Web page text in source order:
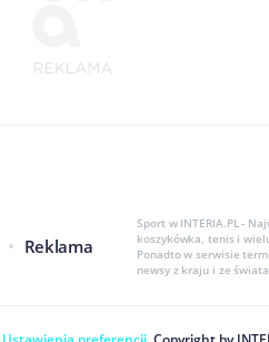
Reklama
Sport w INTERIA.PL -
koszykówka, tenis i
Ponadto w serwisie
newsy z kraju i ze